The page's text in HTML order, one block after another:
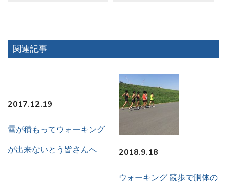
関連記事
2017.12.19
雪が積もってウォーキング
が出来ないとう皆さんへ
2018.9.18
ウォーキング 競歩で胴体の